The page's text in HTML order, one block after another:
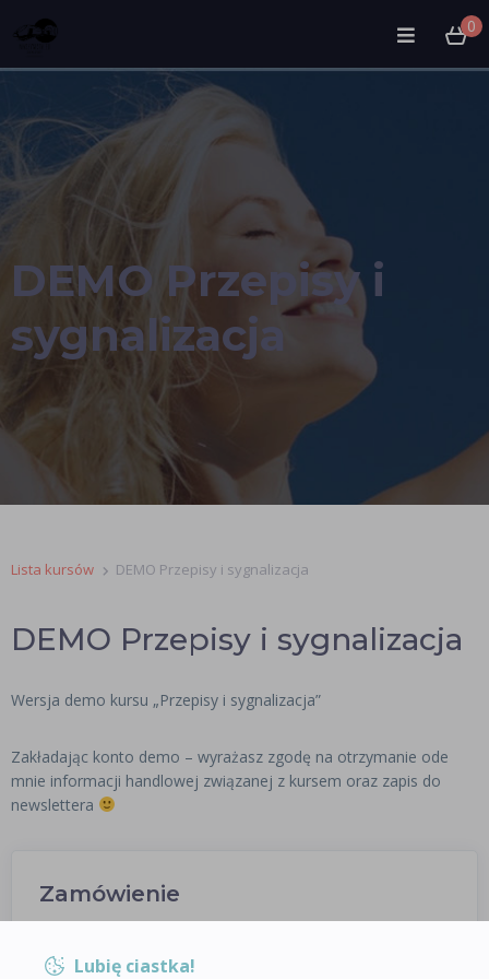
0
DEMO Przepisy i
sygnalizacja
Lista kursów DEMO Przepisy i sygnalizacja
DEMO Przepisy i sygnalizacja
Wersja demo kursu „Przepisy i sygnalizacja”
Zakładając konto demo – wyrażasz zgodę na otrzymanie ode
mnie informacji handlowej związanej z kursem oraz zapis do
newslettera
Zamówienie
Lubię ciastka!